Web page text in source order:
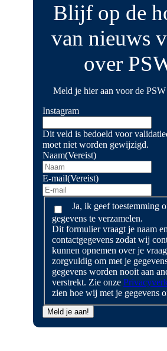
Blijf op de
van nieuws
over
Meld je hier aan voor de
Instagram
Dit veld is bedoeld voor
moet niet worden gewijzigd.
Naam(Vereist)
E-mail(Vereist)
Dit
formulier
vraagt
je
naam
en
contactgegevens
zodat
wij
met
Ja, ik geef toestemming
gegevens te verzamelen.
Dit formulier vraagt je naam en
contactgegevens zodat wij
kunnen opnemen over je
zorgvuldig om met je
gegevens worden nooit aan
verstrekt. Zie onze
zien hoe wij met je gegevens
Meld je aan!